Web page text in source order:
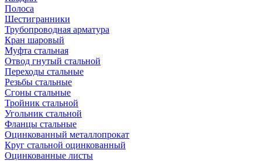
Полоса
Шестигранники
Трубопроводная арматура
Кран шаровый
Муфта стальная
Отвод гнутый стальной
Переходы стальные
Резьбы стальные
Сгоны стальные
Тройник стальной
Угольник стальной
Фланцы стальные
Оцинкованный металлопрокат
Круг стальной оцинкованный
Оцинкованные листы